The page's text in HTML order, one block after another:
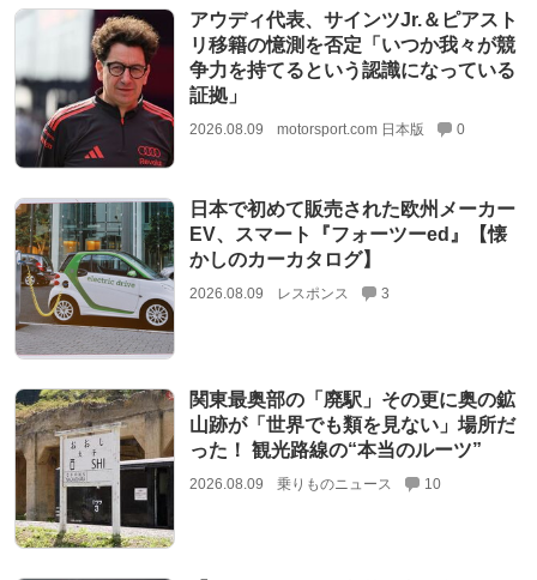
アウディ代表、サインツJr.＆ピアスト
リ移籍の憶測を否定「いつか我々が競
争力を持てるという認識になっている
証拠」
2026.08.09 motorsport.com 日本版 0
日本で初めて販売された欧州メーカー
EV、スマート『フォーツーed』【懐
かしのカーカタログ】
2026.08.09 レスポンス 3
関東最奥部の「廃駅」その更に奥の鉱
山跡が「世界でも類を見ない」場所だ
った！ 観光路線の“本当のルーツ”
2026.08.09 乗りものニュース 10